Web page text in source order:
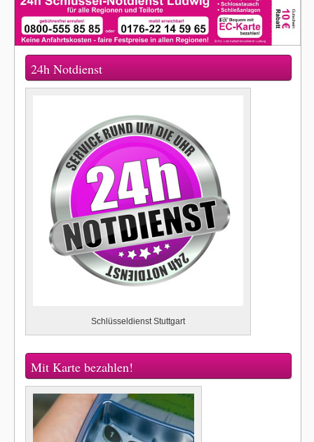
24h Notdienst
Schlüsseldienst Stuttgart
Mit Karte bezahlen!